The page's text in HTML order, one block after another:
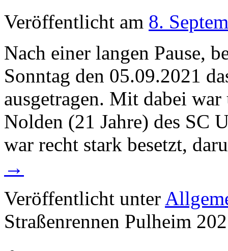
Veröffentlicht am 8.
Nach einer langen Pause,
Sonntag den 05.09.2021
ausgetragen. Mit dabei
Nolden (21 Jahre) des SC
war recht stark besetzt,
→
Veröffentlicht unter
Straßenrennen Pulheim